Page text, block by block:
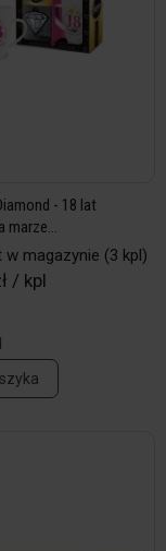
- 18 lat
marze...
w magazynie (3 kpl)
/ kpl